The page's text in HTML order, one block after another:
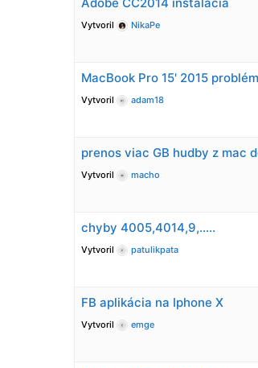
Vytvoril NikaPe
MacBook Pro 15' 2015
Vytvoril adam18
prenos viac GB hudby z mac
Vytvoril macho
chyby 4005,4014,9,…..
Vytvoril patulikpata
FB aplikácia na Iphone X
Vytvoril emge